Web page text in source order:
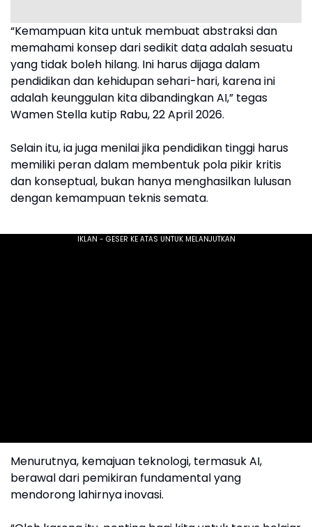
“Kemampuan kita untuk membuat abstraksi dan
memahami konsep dari sedikit data adalah sesuatu
yang tidak boleh hilang. Ini harus dijaga dalam
pendidikan dan kehidupan sehari-hari, karena ini
adalah keunggulan kita dibandingkan AI,” tegas
Wamen Stella kutip Rabu, 22 April 2026.
Selain itu, ia juga menilai jika pendidikan tinggi harus
memiliki peran dalam membentuk pola pikir kritis
dan konseptual, bukan hanya menghasilkan lulusan
dengan kemampuan teknis semata.
Menurutnya, kemajuan teknologi, termasuk AI,
berawal dari pemikiran fundamental yang
mendorong lahirnya inovasi.